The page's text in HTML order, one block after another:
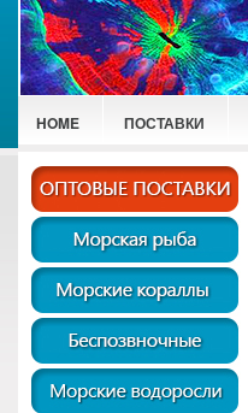
HOME ПОСТАВКИ